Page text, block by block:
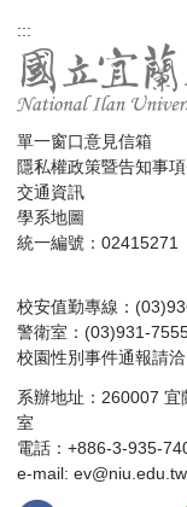
:::
單一窗口意見信箱
隱私權政策暨告知事
交通資訊
學系地圖
統一編號：02415271
校安值勤專線：
警衛室：(03)931-
校園性別事件通報請
系辦地址：260007
室
電話：+886-3-935-
e-mail: ev@niu.edu.tw